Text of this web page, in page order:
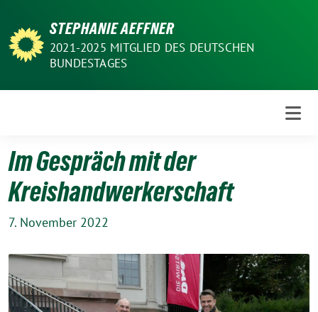
zum
Inhalt
STEPHANIE AEFFNER
2021-2025 MITGLIED DES DEUTSCHEN
BUNDESTAGES
Im Gespräch mit der
Kreishandwerkerschaft
7. November 2022